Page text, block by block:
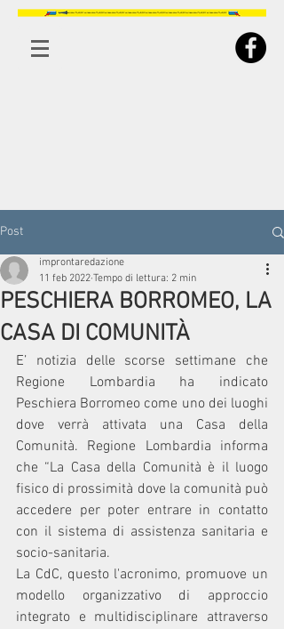
Post
PESCHIERA BORROMEO, LA
CASA DI COMUNITÀ
improntaredazione
11 feb 2022 Tempo di lettura: 2 min
E’ notizia delle scorse settimane che
Regione Lombardia ha indicato
Peschiera Borromeo come uno dei luoghi
dove verrà attivata una Casa della
Comunità. Regione Lombardia informa
che “La Casa della Comunità è il luogo
fisico di prossimità dove la comunità può
accedere per poter entrare in contatto
con il sistema di assistenza sanitaria e
socio-sanitaria.
La CdC, questo l'acronimo, promuove un
modello organizzativo di approccio
integrato e multidisciplinare attraverso